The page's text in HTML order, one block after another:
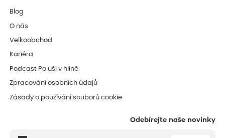
Blog
O nás
Velkoobchod
Kariéra
Podcast Po uši v hlíně
Zpracování osobních údajů
Zásady o používání souborů cookie
Odebírejte naše novinky